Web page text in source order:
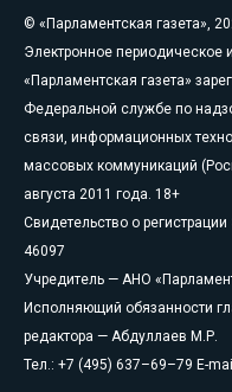
© «Парламентская газета»,
Электронное периодическое
«Парламентская газета»
Федеральной службе по
связи, информационных
массовых коммуникаций
августа 2011 года. 18+
Свидетельство о
46097
Учредитель — АНО
Исполняющий обязанности
редактора — Абдуллаев М.Р.
Тел.: +7 (495) 637–69–79 E-